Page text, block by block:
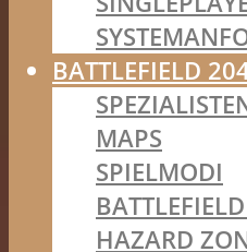
BATTLEFIELD
MAPS
SPIELMODI
HAZARD